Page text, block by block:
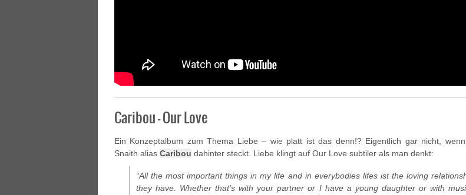
Caribou – Our Love
Ein Konzeptalbum zum Thema Liebe – wie platt ist das denn!? Eigentlich gar nicht,
Snaith alias Caribou dahinter steckt. Liebe klingt auf Our Love subtiler als man denkt:
“All the most important things in my life and in everybodies lifes ist the loving
they have. Whether that’s with your partner or I have a young daughter or with